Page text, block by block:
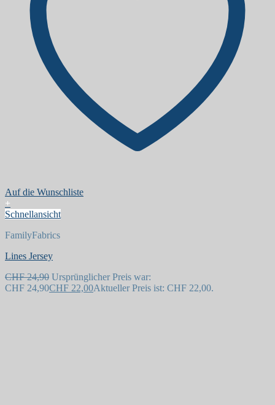
Auf die Wunschliste
+
Schnellansicht
FamilyFabrics
Lines Jersey
CHF24,90 Ursprünglicher Preis war:
CHF 24,90CHF 22,00Aktueller Preis ist: CHF 22,00.